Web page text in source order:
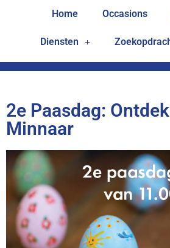
Home Occasions
Diensten
2e Paasdag:
Minnaar